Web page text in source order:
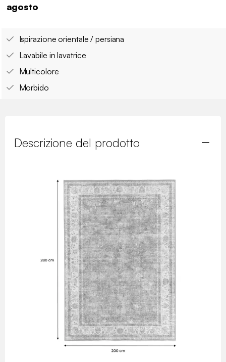
agosto
Ispirazione orientale / persiana
Lavabile in lavatrice
Multicolore
Morbido
Descrizione del prodotto